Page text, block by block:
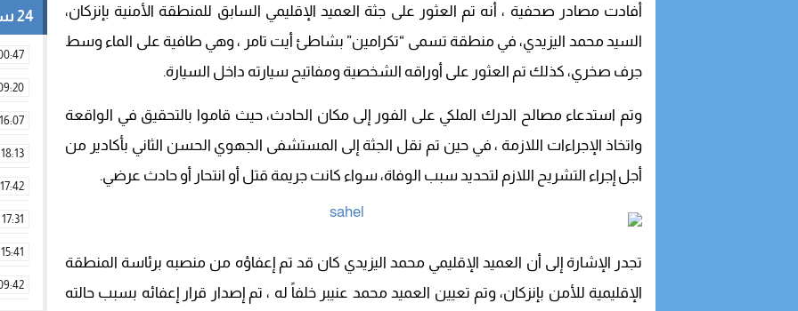
أفادت مصادر صحفية ، أنه تم العثور على جثة العميد الإقليمي السابق للمنطقة الأمنية بإنزكان،
السيد محمد اليزيدي، في منطقة تسمى “تكرامين” بشاطئ أيت تامر ، وهي طافية على الماء وسط
جرف صخري، كذلك تم العثور على أوراقه الشخصية ومفاتيح سيارته داخل السيارة.
وتم استدعاء مصالح الدرك الملكي على الفور إلى مكان الحادث، حيث قاموا بالتحقيق في الواقعة
واتخاذ الإجراءات اللازمة ، في حين تم نقل الجثة إلى المستشفى الجهوي الحسن الثاني بأكادير من
أجل إجراء التشريح اللازم لتحديد سبب الوفاة، سواء كانت جريمة قتل أو انتحار أو حادث عرضي.
تجدر الإشارة إلى أن العميد الإقليمي محمد اليزيدي كان قد تم إعفاؤه من منصبه برئاسة المنطقة
الإقليمية للأمن بإنزكان، وتم تعيين العميد محمد عنيبر خلفاً له ، تم إصدار قرار إعفائه بسبب حالته
24 ساعة
16:07
18:13
17:42
17:31
15:41